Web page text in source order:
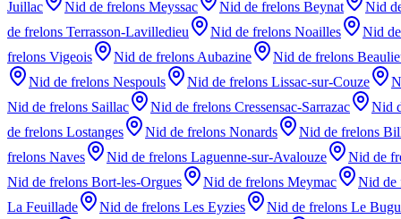
Juillac Nid de frelons Meyssac Nid de frelons Beynat
Nid
de frelons Terrasson-Lavilledieu Nid de frelons Noailles
Nid
frelons Vigeois Nid de frelons Aubazine Nid de frelons
Nid de frelons Nespouls Nid de frelons Lissac-sur-Couze
Nid de frelons Saillac Nid de frelons Cressensac-Sarrazac
Nid
de frelons Lostanges Nid de frelons Nonards Nid de frelons
frelons Naves Nid de frelons Laguenne-sur-Avalouze
Nid de
Nid de frelons Bort-les-Orgues Nid de frelons Meymac
Nid de
La Feuillade
Nid de frelons Les Eyzies Nid de frelons Le